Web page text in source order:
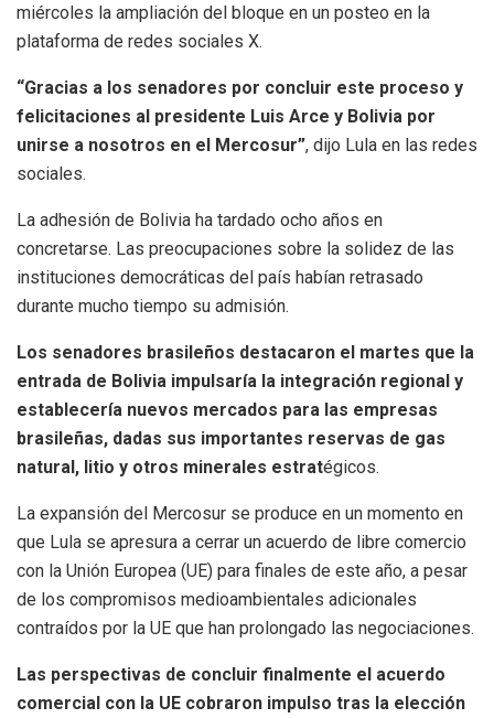
miércoles la ampliación del bloque en un posteo en la
plataforma de redes sociales X.
“Gracias a los senadores por concluir este proceso y
felicitaciones al presidente Luis Arce y Bolivia por
unirse a nosotros en el Mercosur”, dijo Lula en las redes
sociales.
La adhesión de Bolivia ha tardado ocho años en
concretarse. Las preocupaciones sobre la solidez de las
instituciones democráticas del país habían retrasado
durante mucho tiempo su admisión.
Los senadores brasileños destacaron el martes que la
entrada de Bolivia impulsaría la integración regional y
establecería nuevos mercados para las empresas
brasileñas, dadas sus importantes reservas de gas
natural, litio y otros minerales estratégicos.
La expansión del Mercosur se produce en un momento en
que Lula se apresura a cerrar un acuerdo de libre comercio
con la Unión Europea (UE) para finales de este año, a pesar
de los compromisos medioambientales adicionales
contraídos por la UE que han prolongado las negociaciones.
Las perspectivas de concluir finalmente el acuerdo
comercial con la UE cobraron impulso tras la elección